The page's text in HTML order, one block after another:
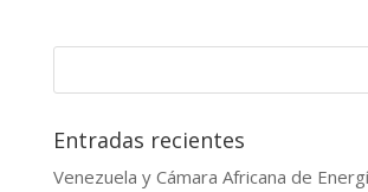
Entradas recientes
Venezuela y Cámara Africana de